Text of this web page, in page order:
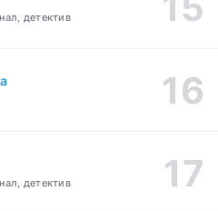
детектив
детектив